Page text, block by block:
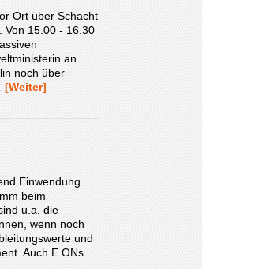
Ort über Schacht
Von 15.00 - 16.30
an
noch über
[Weiter]
Einwendung
beim
u.a. die
wenn noch
und
Auch E.ONs…